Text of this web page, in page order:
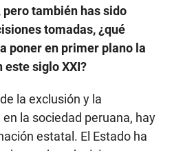
también has sido
tomadas, ¿qué
poner en primer plano la
este siglo XXI?
la exclusión y la
la sociedad peruana, hay
estatal. El Estado ha